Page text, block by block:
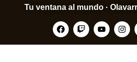
Tu ventana al mundo ·